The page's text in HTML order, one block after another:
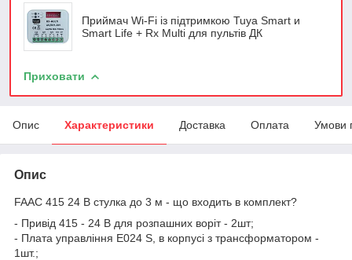
Приймач Wi-Fi із підтримкою Tuya Smart и
Smart Life + Rx Multi для пультів ДК
Приховати
Опис Характеристики Доставка Оплата Умови
Опис
FAAC 415 24 В стулка до 3 м - що входить в комплект?
- Привід 415 - 24 В для розпашних воріт - 2шт;
- Плата управління E024 S, в корпусі з трансформатором -
1шт.;